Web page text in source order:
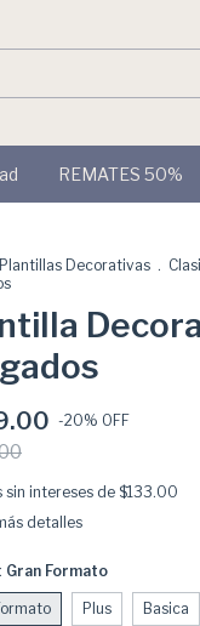
REMATES 50%
Plantillas Decorativas .
-20% OFF
sin intereses de $133.00
detalles
Gran Formato
Plus Basica